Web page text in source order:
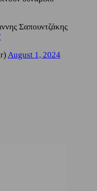
Σαπουντζάκης
August 1, 2024